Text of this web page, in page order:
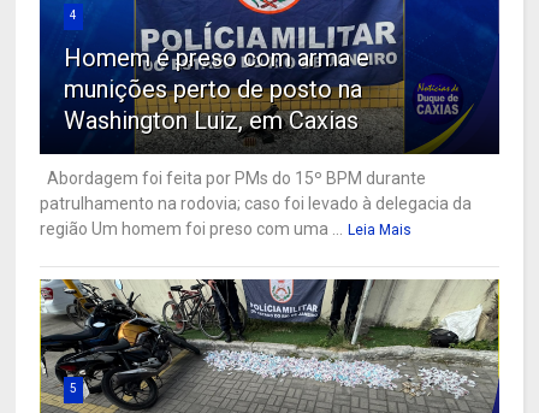
4
Homem é preso com arma e
munições perto de posto na
Washington Luiz, em Caxias
Abordagem foi feita por PMs do 15º BPM durante
patrulhamento na rodovia; caso foi levado à delegacia da
região Um homem foi preso com uma ...
Leia Mais
5